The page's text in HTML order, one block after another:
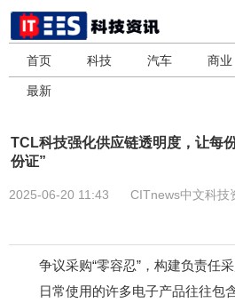
首页 科技 汽车 商业
最新
TCL科技强化供应链透明度，让每
份证”
2025-06-20 11:43 CITnews中文科技
争议采购“零容忍”，构建负责任采
日常使用的许多电子产品往往包